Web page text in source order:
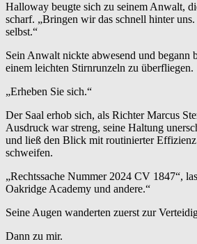
Halloway beugte sich zu seinem Anwalt,
scharf. „Bringen wir das schnell hinter
selbst.“
Sein Anwalt nickte abwesend und begann
einem leichten Stirnrunzeln zu überfliegen.
„Erheben Sie sich.“
Der Saal erhob sich, als Richter Marcus
Ausdruck war streng, seine Haltung
und ließ den Blick mit routinierter
schweifen.
„Rechtssache Nummer 2024 CV 1847“,
Oakridge Academy und andere.“
Seine Augen wanderten zuerst zur
Dann zu mir.